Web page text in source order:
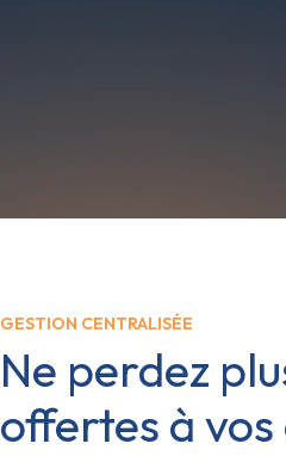
GESTION CENTRALISÉE
Ne perdez
offertes à